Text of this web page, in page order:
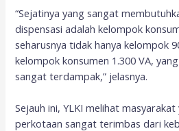
“Sejatinya yang sangat
dispensasi adalah kelompok
seharusnya tidak hanya kelompok
kelompok konsumen 1.300 VA,
sangat terdampak,” jelasnya.
Sejauh ini, YLKI melihat
perkotaan sangat terimbas dari